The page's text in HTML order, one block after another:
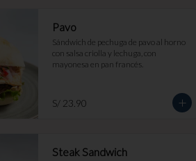
Pavo
Sándwich de pechuga de pavo al horno
con salsa criolla y lechuga, con
mayonesa en pan francés.
S/ 23.90
Steak Sandwich